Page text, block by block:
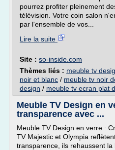
pourrez profiter pleinement
télévision. Votre coin salon
par l'ensemble de vos...
Lire la suite
Site : so-inside.com
Thèmes liés : meuble tv
noir et blanc / meuble tv noir
design / meuble tv ecran plat
Meuble TV Design en
transparence avec ...
Meuble TV Design en verre :
TV Majestic et Olympia
transparence, ils rehaussent la